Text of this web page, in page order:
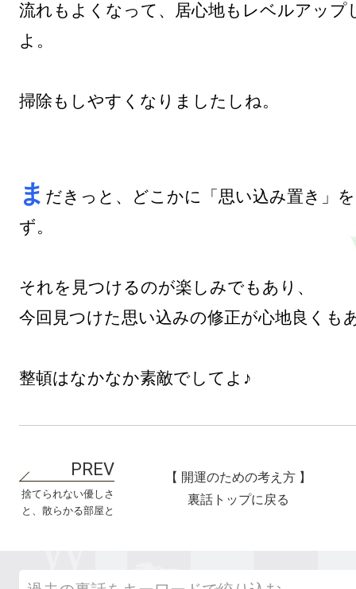
流れもよくなって、居心地もレベルアップ
よ。
掃除もしやすくなりましたしね。
ま だきっと、どこかに「思い込み置き」
ず。
それを見つけるのが楽しみでもあり、
今回見つけた思い込みの修正が心地良くも
捨てられない優しさ
と、散らかる部屋と
【 開運のための考え方 】
裏話トップに戻る